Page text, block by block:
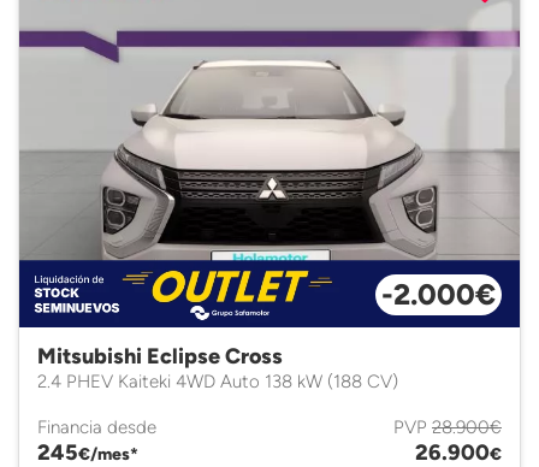
-2.000€
Mitsubishi Eclipse Cross
2.4 PHEV Kaiteki 4WD Auto 138 kW (188 CV)
Financia desde
245€/mes*
PVP 28.900€
26.900€